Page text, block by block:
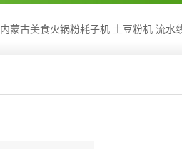
内蒙古美食火锅粉耗子机 土豆粉机 流水